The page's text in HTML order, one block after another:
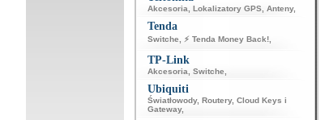
Akcesoria Lokalizatory GPS, Anteny,
Tenda
Switche ⚡ Tenda Money Back!,
TP-Link
Akcesoria Switche
Ubiquiti
Światłowody, Routery, Cloud Keys i
Gateway,